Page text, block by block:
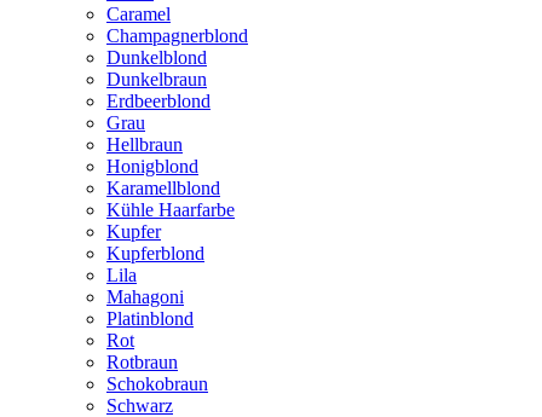
Caramel
Champagnerblond
Dunkelblond
Dunkelbraun
Erdbeerblond
Grau
Hellbraun
Honigblond
Karamellblond
Kühle Haarfarbe
Kupfer
Kupferblond
Lila
Mahagoni
Platinblond
Rot
Rotbraun
Schokobraun
Schwarz